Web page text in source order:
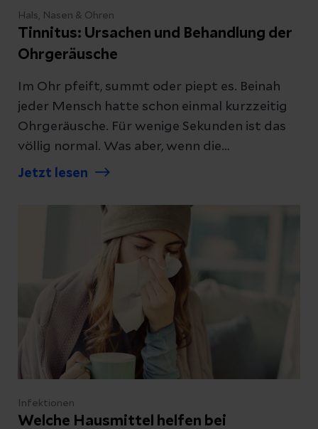
Hals, Nasen & Ohren
Tinnitus: Ursachen und Behandlung der
Ohrgeräusche
Im Ohr pfeift, summt oder piept es. Beinah
jeder Mensch hatte schon einmal kurzzeitig
Ohrgeräusche. Für wenige Sekunden ist das
völlig normal. Was aber, wenn die
Ohrgeräusche anhaltend oder immer wieder
Facharzt für Hals-Nasen-Ohren-Heilkunde
(HNO) spricht über Tinnitus.
Jetzt lesen
Infektionen
Welche Hausmittel helfen bei